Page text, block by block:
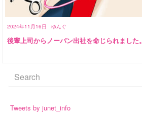
2024年11月16日 ゆんぐ
後輩上司からノーパン出社を命じられました。
Tweets by junet_info